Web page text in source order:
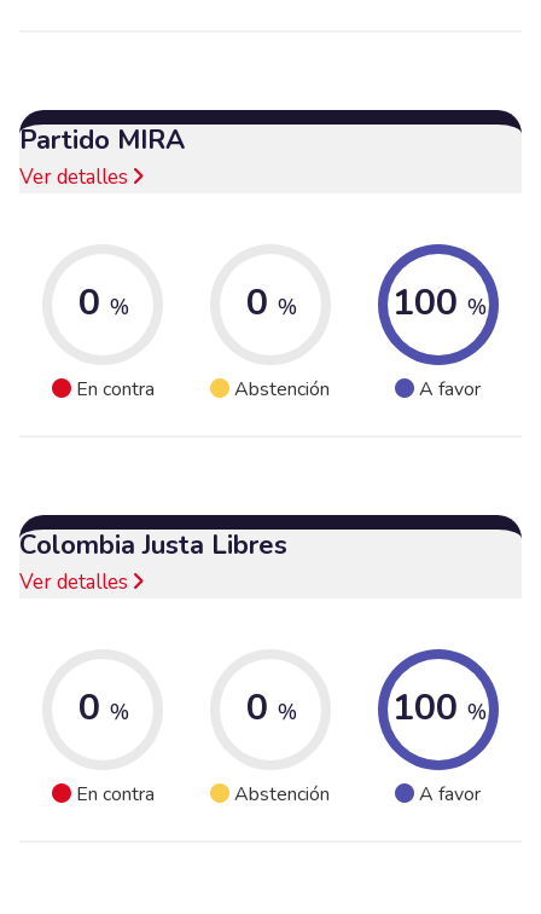
Partido MIRA
Ver detalles
0 %
En contra
0 %
Abstención
100 %
A favor
Colombia Justa Libres
Ver detalles
0 %
En contra
0 %
Abstención
100 %
A favor